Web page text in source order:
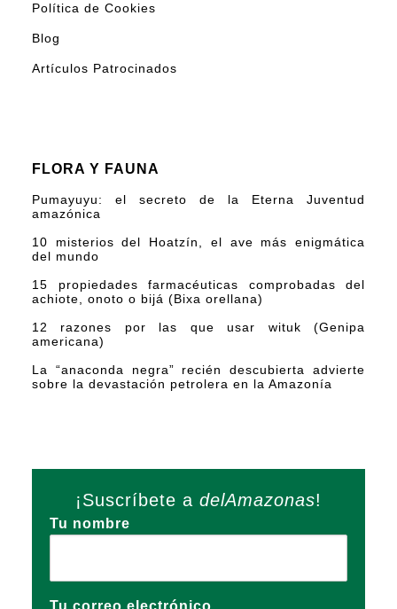
Política de Cookies
Blog
Artículos Patrocinados
FLORA Y FAUNA
Pumayuyu: el secreto de la Eterna Juventud
amazónica
10 misterios del Hoatzín, el ave más enigmática
del mundo
15 propiedades farmacéuticas comprobadas del
achiote, onoto o bijá (Bixa orellana)
12 razones por las que usar wituk (Genipa
americana)
La “anaconda negra” recién descubierta advierte
sobre la devastación petrolera en la Amazonía
¡Suscríbete a delAmazonas!
Tu nombre